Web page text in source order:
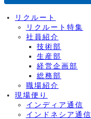
リクルート
リクルート特集
社員紹介
技術部
生産部
経営企画部
総務部
職場紹介
現場便り
インディア通信
インドネシア通信